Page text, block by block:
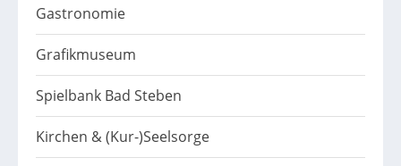
Gastronomie
Grafikmuseum
Spielbank Bad Steben
Kirchen & (Kur-)Seelsorge